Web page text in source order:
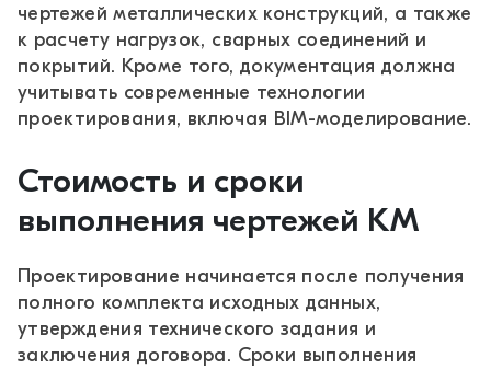
чертежей металлических конструкций, а также
к расчету нагрузок, сварных соединений и
покрытий. Кроме того, документация должна
учитывать современные технологии
проектирования, включая BIM-моделирование.
Стоимость и сроки
выполнения чертежей КМ
Проектирование начинается после получения
полного комплекта исходных данных,
утверждения технического задания и
заключения договора. Сроки выполнения